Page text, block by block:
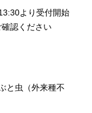
より受付開始
認ください
と虫（外来種不